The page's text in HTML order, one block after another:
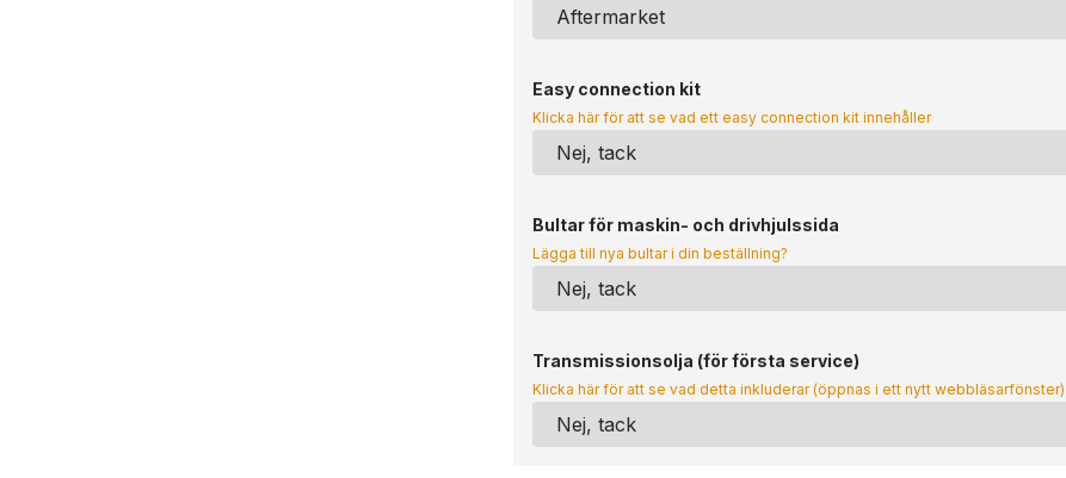
Easy connection kit
Klicka här för att se vad ett easy connection kit innehåller
Bultar för maskin- och drivhjulssida
Lägga till nya bultar i din beställning?
Transmissionsolja (för första service)
Klicka här för att se vad detta inkluderar (öppnas i ett nytt webbläsarfönster)